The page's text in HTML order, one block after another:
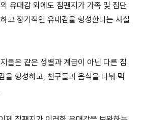
유대감 외에도 침팬지가 가족 및 집단
고 장기적인 유대감을 형성한다는 사실
들은 같은 성별과 계급이 아닌 다른 침
을 형성하고, 친구들과 음식을 나눠 먹